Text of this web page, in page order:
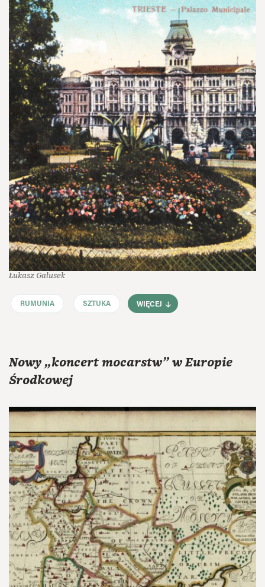
Łukasz Galusek
RUMUNIA SZTUKA WIĘCEJ
Nowy „koncert mocarstw” w Europie
Środkowej